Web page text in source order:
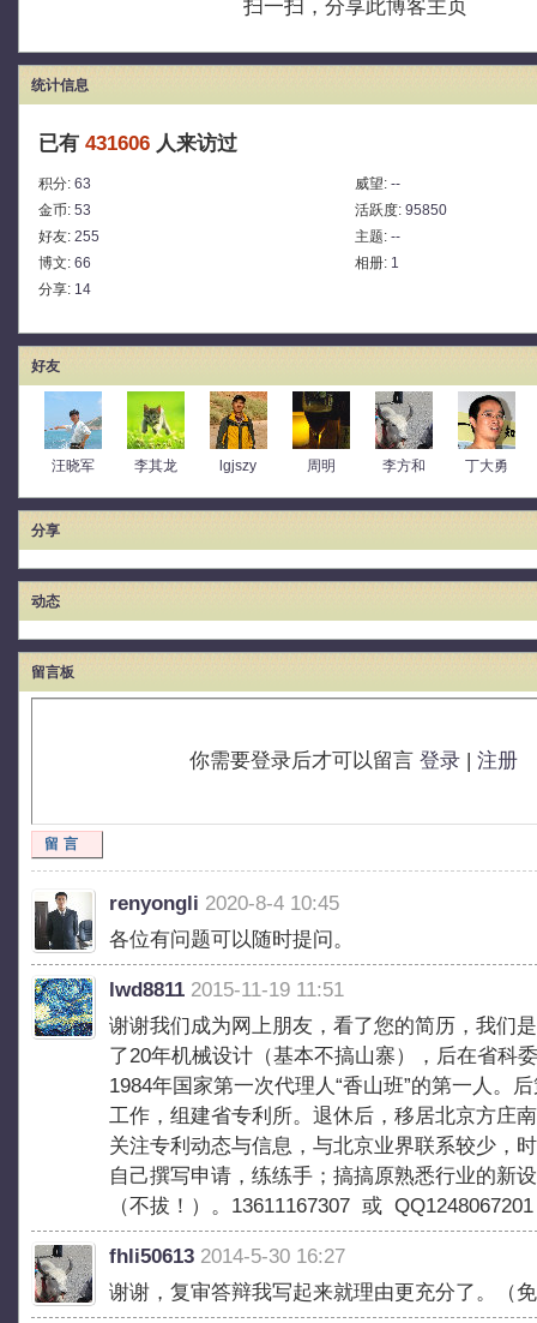
扫一扫，分享此博客主页
统计信息
已有 431606 人来访过
积分: 63 威望: --
金币: 53 活跃度: 95850
好友: 255 主题: --
博文: 66 相册: 1
分享: 14
好友
汪晓军 李其龙 lgjszy 周明 李方和 丁大勇
分享
动态
留言板
你需要登录后才可以留言 登录 | 注册
留言
renyongli 2020-8-4 10:45
各位有问题可以随时提问。
lwd8811 2015-11-19 11:51
谢谢我们成为网上朋友，看了您的简历，我们
了20年机械设计（基本不搞山寨），后在省科
1984年国家第一次代理人“香山班”的第一人。
工作，组建省专利所。退休后，移居北京方庄
关注专利动态与信息，与北京业界联系较少，
自己撰写申请，练练手；搞搞原熟悉行业的新
（不拔！）。13611167307 或
fhli50613 2014-5-30 16:27
谢谢，复审答辩我写起来就理由更充分了。（